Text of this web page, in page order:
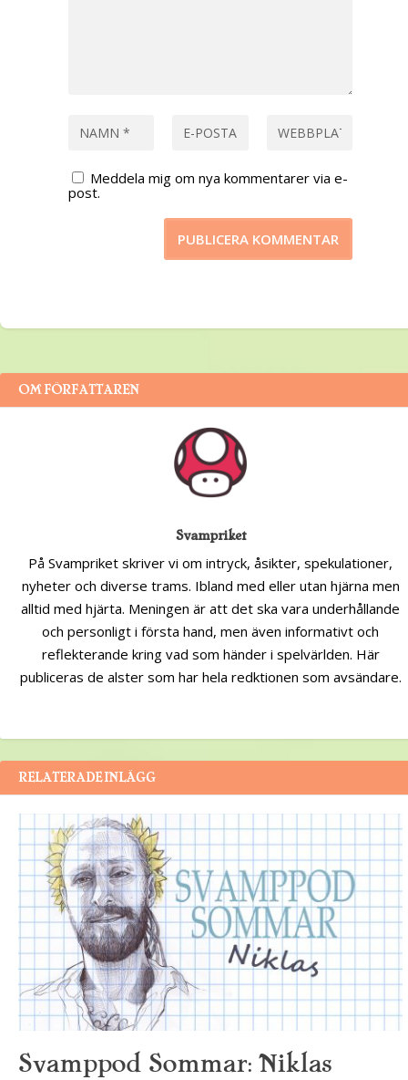
Meddela mig om nya kommentarer via e-
post.
OM FÖRFATTAREN
Svampriket
På Svampriket skriver vi om intryck, åsikter, spekulationer,
nyheter och diverse trams. Ibland med eller utan hjärna men
alltid med hjärta. Meningen är att det ska vara underhållande
och personligt i första hand, men även informativt och
reflekterande kring vad som händer i spelvärlden. Här
publiceras de alster som har hela redktionen som avsändare.
RELATERADE INLÄGG
Svamppod Sommar: Niklas